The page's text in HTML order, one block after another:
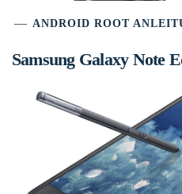
ANDROID ROOT
Samsung Galaxy Note